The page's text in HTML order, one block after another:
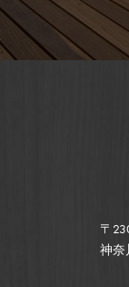
〒
神奈